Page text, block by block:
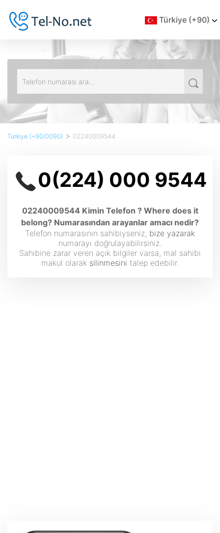
Türkiye (+90)
Türkiye (+90/0090) > 02240009544
0(224) 000 9544
02240009544 Kimin Telefon ? Where does it
belong? Numarasından arayanlar amacı nedir?
Telefon numarasının sahibiyseniz, bize yazarak
numarayı doğrulayabilirsiniz.
Sahibine zarar veren açık bilgiler varsa, mal sahibi
makul olarak silinmesini talep edebilir.